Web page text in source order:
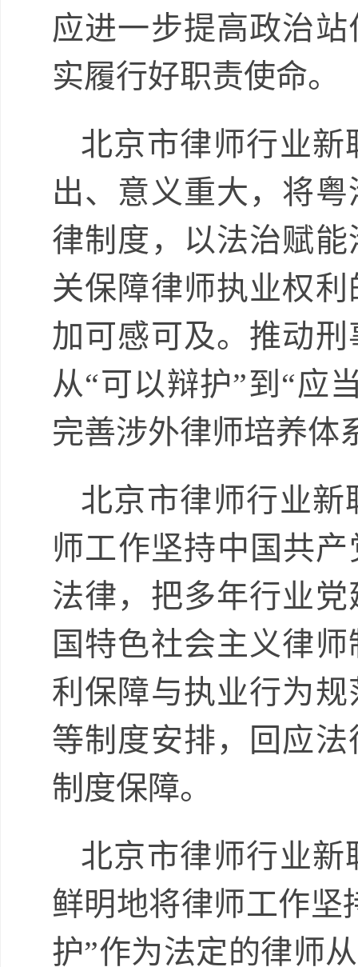
应进一步提高政治
实履行好职责使命。
北京市律师行业
出、意义重大，将
律制度，以法治赋
关保障律师执业权利
加可感可及。推动
从“可以辩护”到“应
完善涉外律师培养体
北京市律师行业
师工作坚持中国共
法律，把多年行业
国特色社会主义律
利保障与执业行为
等制度安排，回应
制度保障。
北京市律师行业
鲜明地将律师工作坚
护”作为法定的律师